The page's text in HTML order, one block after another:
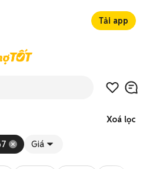
Tải app
Xoá lọc
Giá